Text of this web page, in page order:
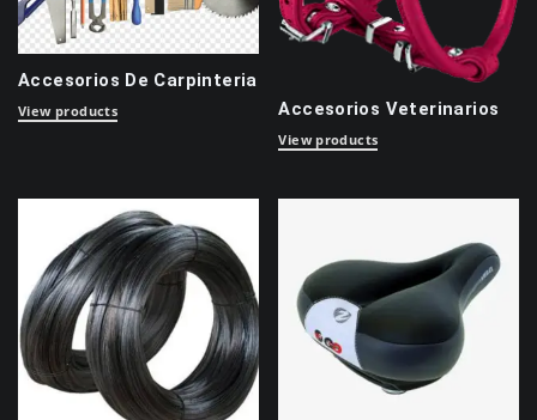
Accesorios De Carpinteria
View products Accesorios Veterinarios
View products